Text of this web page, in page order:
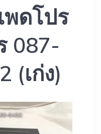
ดโปร
087-
(เก่ง)